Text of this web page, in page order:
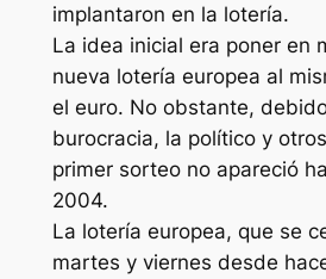
implantaron en la lotería.
La idea inicial era poner en
nueva lotería europea al
el euro. No obstante,
burocracia, la político y
primer sorteo no apareció
2004.
La lotería europea, que se
martes y viernes desde